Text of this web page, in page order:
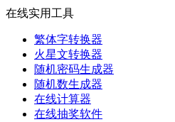
在线实用工具
繁体字转换器
火星文转换器
随机密码生成器
随机数生成器
在线计算器
在线抽奖软件